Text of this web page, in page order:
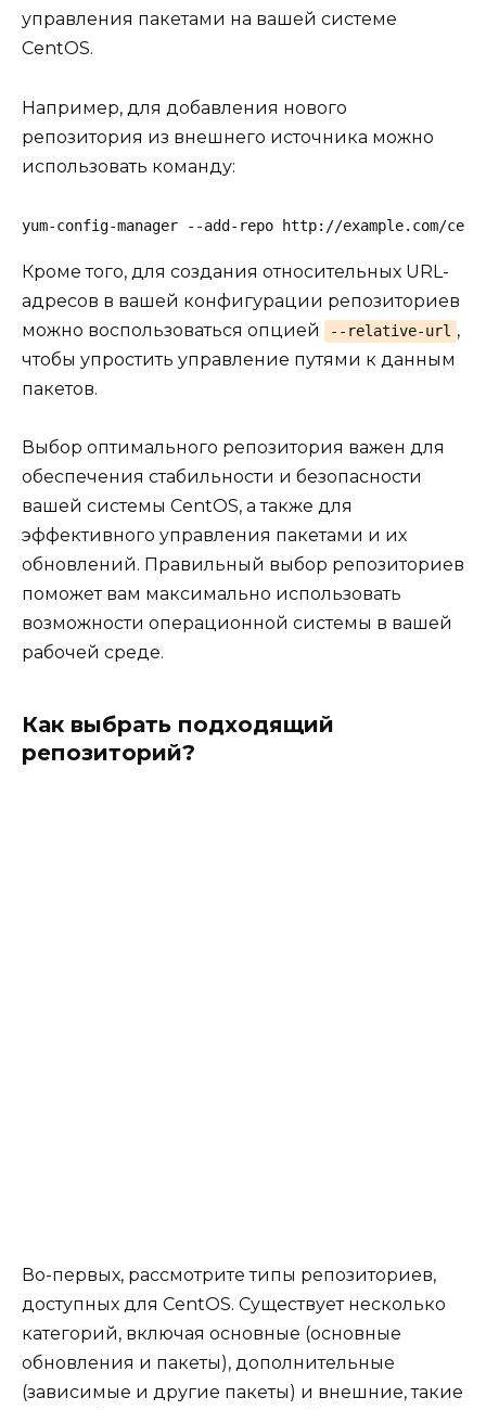
управления пакетами на вашей системе
CentOS.
Например, для добавления нового
репозитория из внешнего источника можно
использовать команду:
yum-config-manager --add-repo http://example.com/
Кроме того, для создания относительных URL-
адресов в вашей конфигурации репозиториев
можно воспользоваться опцией
--relative-url ,
чтобы упростить управление путями к данным
пакетов.
Выбор оптимального репозитория важен для
обеспечения стабильности и безопасности
вашей системы CentOS, а также для
эффективного управления пакетами и их
обновлений. Правильный выбор репозиториев
поможет вам максимально использовать
возможности операционной системы в вашей
рабочей среде.
Как выбрать подходящий
репозиторий?
Во-первых, рассмотрите типы репозиториев,
доступных для CentOS. Существует несколько
категорий, включая основные (основные
обновления и пакеты), дополнительные
(зависимые и другие пакеты) и внешние, такие